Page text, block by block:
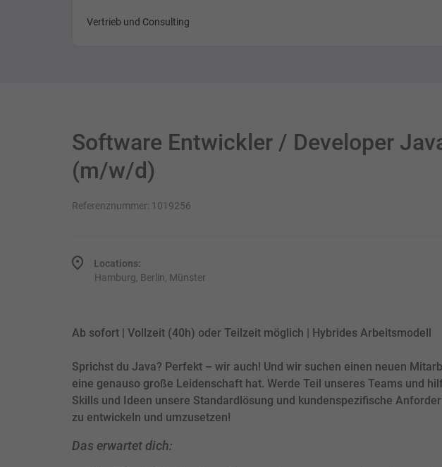
Vertrieb und Consulting
Software Entwickler / Developer
(m/w/d)
Referenznummer: 1019256
Locations:
Hamburg, Berlin, Münster
Ab sofort | Vollzeit (40h) oder Teilzeit möglich | Hybrides Arbeitsmodell
Sprichst du Java? Perfekt – wir auch! Und wir suchen einen neuen
eine genauso große Leidenschaft hat. Werde Teil unseres Teams und
Skills und Ideen unsere Standardlösung und kundenspezifische
zu entwickeln und umzusetzen!
Das erwartet dich: